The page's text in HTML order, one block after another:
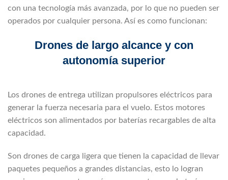
con una tecnología más avanzada, por lo que no pueden ser
operados por cualquier persona. Así es como funcionan:
Drones de largo alcance y con
autonomía superior
Los drones de entrega utilizan propulsores eléctricos para
generar la fuerza necesaria para el vuelo. Estos motores
eléctricos son alimentados por baterías recargables de alta
capacidad.
Son drones de carga ligera que tienen la capacidad de llevar
paquetes pequeños a grandes distancias, esto lo logran